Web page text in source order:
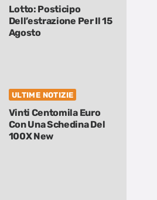
Lotto: Posticipo
Dell’estrazione Per Il 15
Agosto
ULTIME NOTIZIE
Vinti Centomila Euro
Con Una Schedina Del
100X New